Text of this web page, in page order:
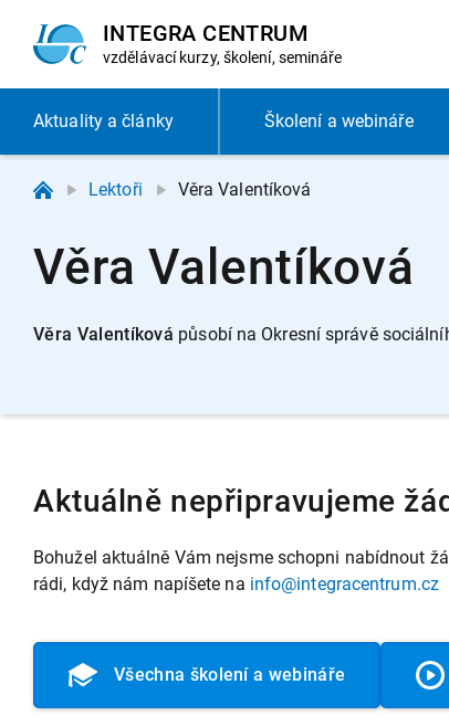
INTEGRA CENTRUM
vzdělávací kurzy, školení, semináře
Aktualitya články Školení a webináře
Lektoři Věra Valentíková
Věra Valentíková
Věra Valentíková působí na Okresní správě
Aktuálně nepřipravujeme
Bohužel aktuálně Vám nejsme schopni nabídnout
rádi, když nám napíšete na info@integracentrum.cz
Všechna školení a webináře